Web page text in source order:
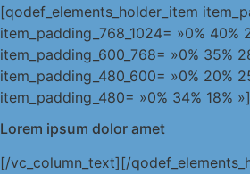
[qodef_elements_holder_item
item_padding_768_1024= »0% 40%
item_padding_600_768= »0% 35%
item_padding_480_600= »0% 20%
item_padding_480= »0% 34% 18%
Lorem ipsum dolor amet
[/vc_column_text][/